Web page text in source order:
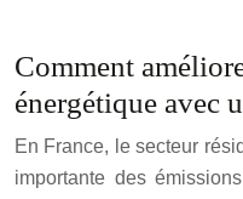
Comment
énergétique avec
En France, le secteur
importante des